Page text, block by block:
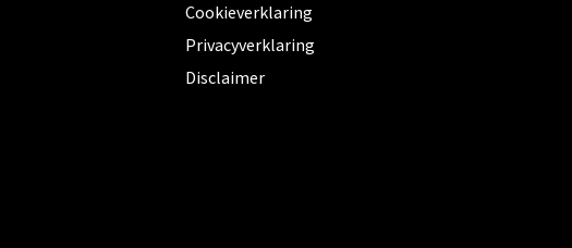
Cookieverklaring
Privacyverklaring
Disclaimer